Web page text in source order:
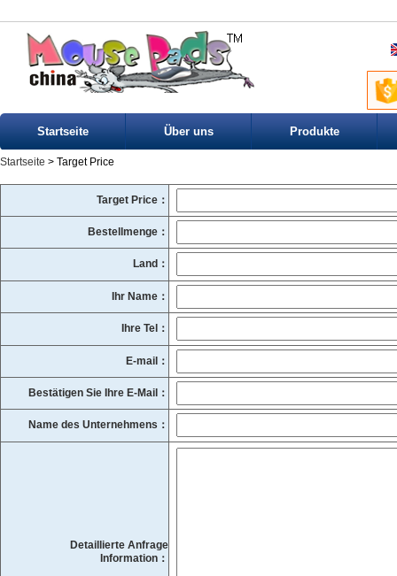
Startseite Über uns Produkte
Startseite > Target Price
Target Price：
Bestellmenge：
Land：
Ihr Name：
Ihre Tel：
E-mail：
Bestätigen Sie Ihre E-Mail：
Name des Unternehmens：
Detaillierte Anfrage
Information：